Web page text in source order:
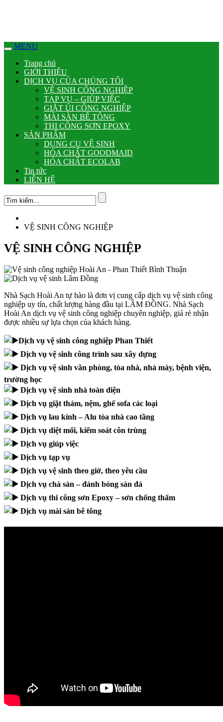
panel
paketleri
panel
panel
panel
panel
panel
panel
panel
panel
panel
panel
panel
panel
panel
satın al
panel
panel
panel
panel
panel
panel
panel
MENU
Trang chủ
GIỚI THIỆU
DỊCH VỤ CỦA CHÚNG TÔI
VỆ SINH CÔNG NGHIỆP
TẠP VỤ – GIÚP VIỆC
GIẶT ỦI CÔNG NGHIỆP
MÀI SÀN BÊ TÔNG
THI CÔNG SƠN EPOXY
SẢN PHẨM
DỤNG CỤ VỆ SINH
HÓA CHẤT GOODMAID
HÓA CHẤT ECOLAB
Tin tức
LIÊN HỆ
VỆ SINH CÔNG NGHIỆP
VỆ SINH CÔNG NGHIỆP
Nhà Sạch Hoài An tự hào là đơn vị cung cấp dịch vụ vệ sinh công
nghiệp uy tín, chất lượng hàng đầu tại LÂM ĐỒNG. Nhà Sạch
Hoài An dịch vụ vệ sinh công nghiệp chuyên nghiệp, giá rẻ nhận
được nhiều sự lựa chọn của khách hàng.
Dịch vụ vệ sinh công nghiệp Phan Thiết
Dịch vụ vệ sinh công trình sau xây dựng
Dịch vụ vệ sinh văn phòng, tòa nhà, nhà máy, bệnh viện,
trường học
Dịch vụ vệ sinh nhà toàn diện
Dịch vụ giặt thảm, nệm, ghế sofa các loại
Dịch vụ lau kính – Alu tòa nhà cao tầng
Dịch vụ diệt mối, kiểm soát côn trùng
Dịch vụ giúp việc
Dịch vụ tạp vụ
Dịch vụ vệ sinh theo giờ, theo yêu cầu
Dịch vụ chà sàn – đánh bóng sàn đá
Dịch vụ thi công sơn Epoxy – sơn chống thấm
Dịch vụ mài sàn bê tông